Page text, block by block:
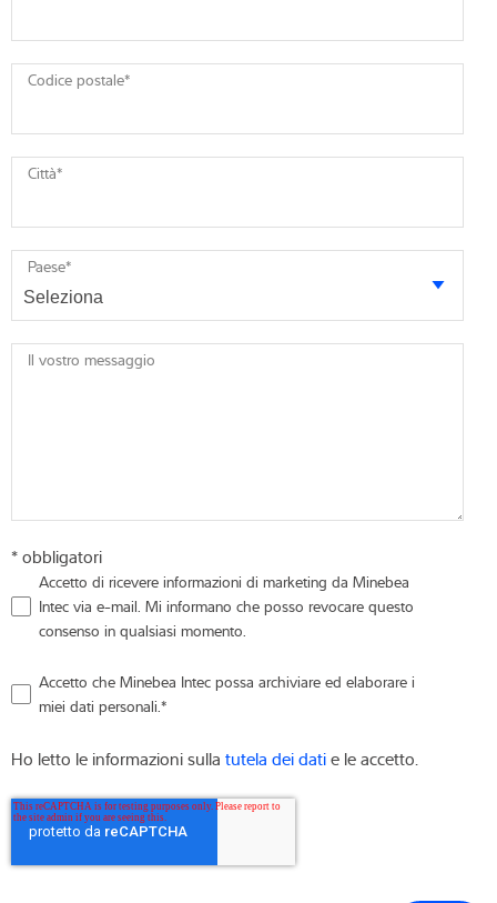
Codice postale*
Città*
Paese*
Il vostro messaggio
* obbligatori
Accetto di ricevere informazioni di marketing da Minebea
Intec via e-mail. Mi informano che posso revocare questo
consenso in qualsiasi momento.
Accetto che Minebea Intec possa archiviare ed elaborare i
miei dati personali.*
Ho letto le informazioni sulla tutela dei datie le accetto.